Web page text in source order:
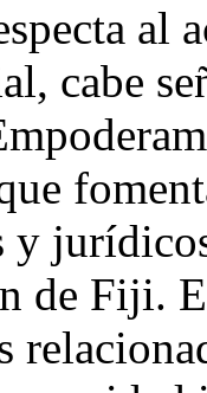
al
cabe
y
de Fiji.